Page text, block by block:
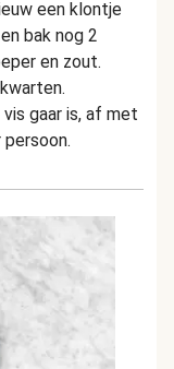
een klontje
bak nog 2
en zout.
gaar is, af met